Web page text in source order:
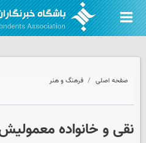
صفحه اصلی فرهنگ و هنر
نقی و خانواده